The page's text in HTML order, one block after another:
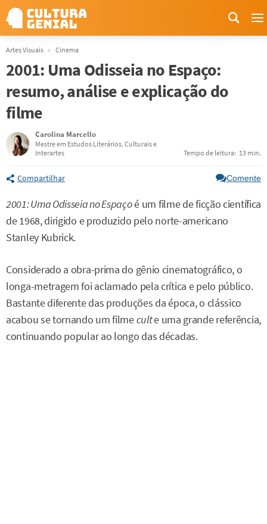
Artes Visuais Cinema
2001: Uma Odisseia no Espaço:
resumo, análise e explicação do
filme
Carolina Marcello
Mestre em Estudos Literários, Culturais e
Interartes
Tempo de leitura: 13 min.
Compartilhar Comente
2001: Uma Odisseia no Espaçoé um filme de ficção científica
de 1968, dirigido e produzido pelo norte-americano
Stanley Kubrick.
Considerado a obra-prima do gênio cinematográfico, o
longa-metragem foi aclamado pela crítica e pelo público.
Bastante diferente das produções da época, o clássico
acabou se tornando um filmeculte uma grande referência,
continuando popular ao longo das décadas.